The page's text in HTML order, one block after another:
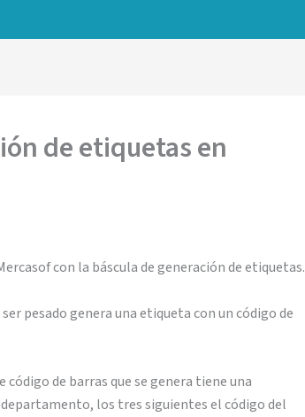
de etiquetas en
con la báscula de generación de etiquetas.
pesado genera una etiqueta con un código de
de barras que se genera tiene una
los tres siguientes el código del